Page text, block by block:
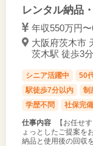
レンタル納品
年収550万円
大阪府茨木市
茨木駅 徒歩3分
シニア活躍中 50
駅徒歩7分以内
制
学歴不問
社保完備
仕事内容
【お任せ
ょっとしたご提案を
納品と使用後の回収